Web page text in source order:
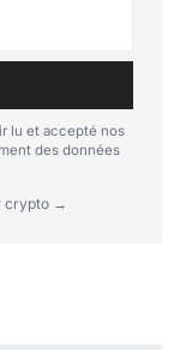
lu et accepté nos
des données
crypto →